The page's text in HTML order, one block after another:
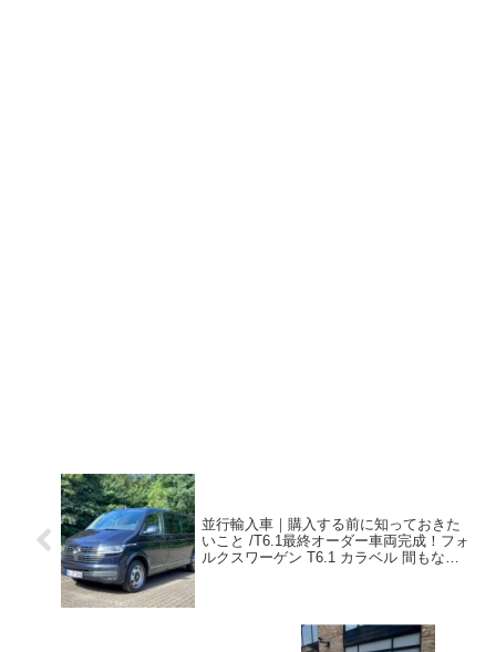
並行輸入車｜購入する前に知っておきた
いこと /T6.1最終オーダー車両完成！フォ
ルクスワーゲン T6.1 カラベル 間もなく